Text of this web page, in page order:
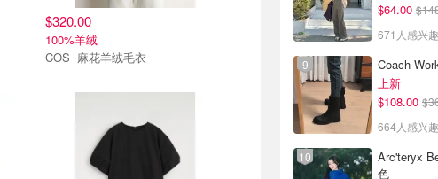
$320.00
100%羊绒
COS 麻花羊绒毛衣
$64.00
671人感兴趣
Coach
上新
$108.00
664人感兴趣
Arc'teryx
色